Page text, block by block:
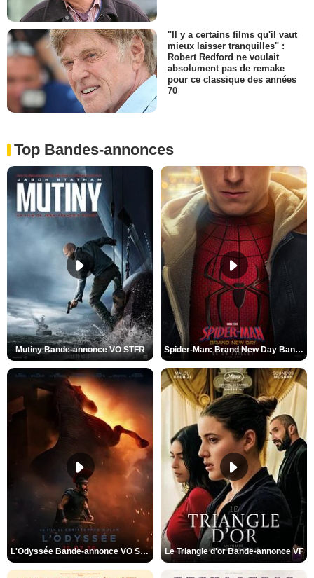
"Il y a certains films qu'il vaut
mieux laisser tranquilles" :
Robert Redford ne voulait
absolument pas de remake
pour ce classique des années
70
Top Bandes-annonces
Mutiny Bande-annonce VO STFR Spider-Man: Brand New Day Bande-annonce VO STFR
L'Odyssée Bande-annonce VO STFR Le Triangle d'or Bande-annonce VF